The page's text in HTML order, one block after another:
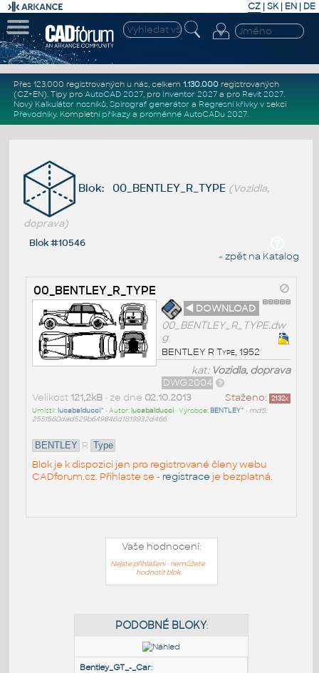
CZ | SK| EN | DE
Přes 123.000 registrovaných u nás, celkem 1.130.000registrovaných
(CZ+EN). Tipy pro AutoCAD 2027, pro Inventor 2027a pro Revit 2027.
Nový Kalkulátor nosníků, Spirograf generátor a Regresní křivkyv sekci
Převodníky. Kompletní příkazya proměnné AutoCADu 2027.
Blok: 00_BENTLEY_R_TYPE (Vozidla,
doprava)
Blok #10546
« zpět na Katalog
00_BENTLEY_R_TYPE
◄ DOWNLOAD
00_BENTLEY_R_TYPE.dw
g
BENTLEY R Type, 1952
kat: Vozidla, doprava
DWG2004
Staženo: 2132x
Velikost 121,2kB• ze dne 02.10.2013
Umístil: lucabalducci^ • Autor: lucabalducci• Výrobce: BENTLEY^ • md5:
2551560dad529b649846d1819932d466
BENTLEY R Type
Blok je k dispozici jen pro registrované členy webu
CADforum.cz. Přihlaste se - registrace je bezplatná.
Vaše hodnocení:
Nejste přihlášeni - nemůžete
hodnotit blok